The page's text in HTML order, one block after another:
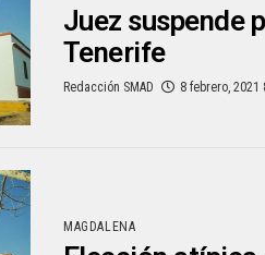
Juez suspende
Tenerife
Redacción SMAD 8 febrero, 2021
MAGDALENA